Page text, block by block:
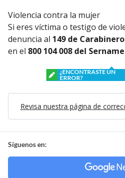
Violencia contra la mujer
Si eres víctima o testigo de
denuncia al 149 de
en el 800 104 008 del
¿ENCONTRASTE UN
ERROR?
Revisa nuestra página de
Síguenos en: